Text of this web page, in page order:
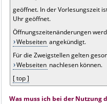
geöffnet. In der Vorlesungszeit
Uhr geöffnet.
Öffnungszeitenänderungen
Webseiten angekündigt.
Für die Zweigstellen gelten
Webseiten nachlesen können.
[ top ]
Was muss ich bei der Nutzung